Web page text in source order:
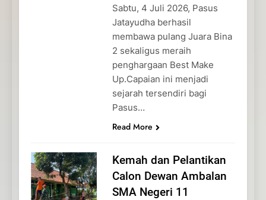
Sabtu, 4 Juli 2026, Pasus
Jatayudha berhasil
membawa pulang Juara Bina
2 sekaligus meraih
penghargaan Best Make
Up.Capaian ini menjadi
sejarah tersendiri bagi
Pasus…
Read More
Kemah dan Pelantikan
Calon Dewan Ambalan
SMA Negeri 11